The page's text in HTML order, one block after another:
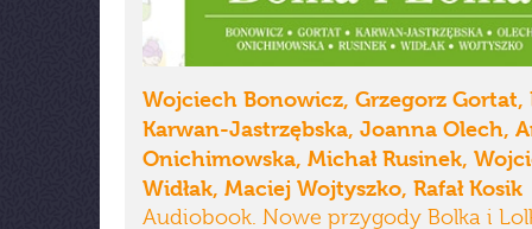
Wojciech Bonowicz, Grzegorz Gortat,
Karwan-Jastrzębska, Joanna Olech,
Onichimowska, Michał Rusinek,
Widłak, Maciej Wojtyszko, Rafał Kosik
Audiobook. Nowe przygody Bolka i